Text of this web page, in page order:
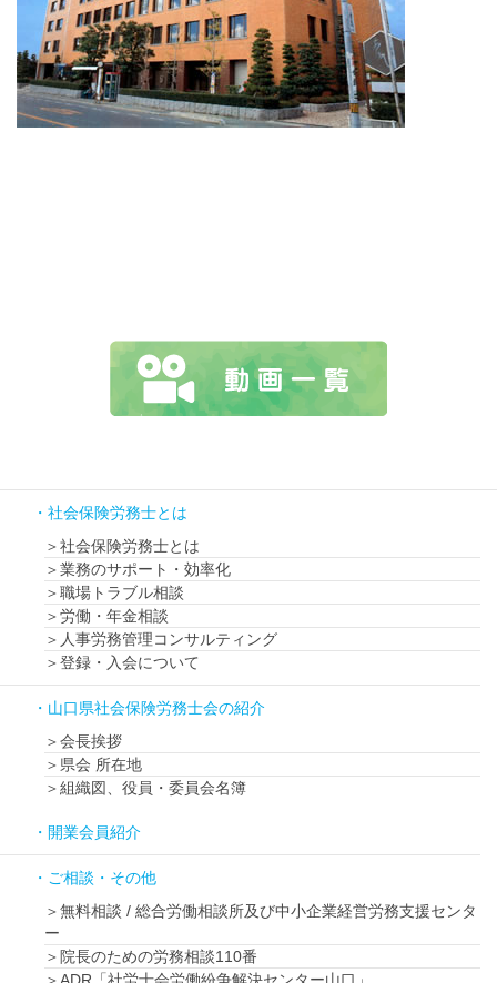
社会保険労務士とは
社会保険労務士とは
業務のサポート・効率化
職場トラブル相談
労働・年金相談
人事労務管理コンサルティング
登録・入会について
山口県社会保険労務士会の紹介
会長挨拶
県会 所在地
組織図、役員・委員会名簿
開業会員紹介
ご相談・その他
無料相談 / 総合労働相談所及び中小企業経営労務支援センタ
ー
院長のための労務相談110番